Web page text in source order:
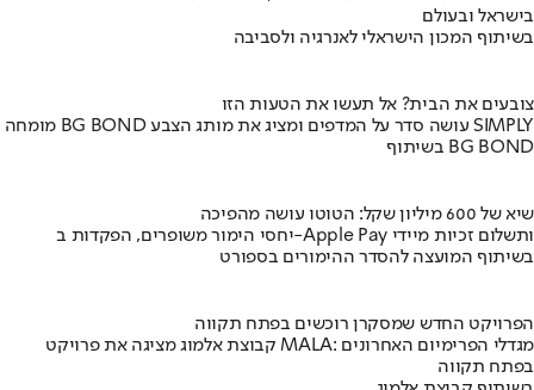
בישראל ובעולם
בשיתוף המכון הישראלי לאנרגיה ולסביבה
צובעים את הבית? אל תעשו את הטעות הזו
מומחה BG BOND עושה סדר על המדפים ומציג את מותג הצבע SIMPLY
בשיתוף BG BOND
שיא של 600 מיליון שקל: הטוטו עושה מהפיכה
יחסי הימור משופרים, הפקדות ב-Apple Pay ותשלום זכיות מיידי
בשיתוף המועצה להסדר ההימורים בספורט
הפרויקט החדש שמסקרן רוכשים בפתח תקווה
קבוצת אלמוג מציגה את פרויקט MALA: מגדלי הפרימיום האחרונים
בפתח תקווה